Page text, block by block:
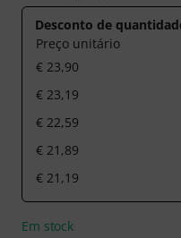
Desconto de
Preço unitário
€ 23,90
€ 23,19
€ 22,59
€ 21,89
€ 21,19
Em stock